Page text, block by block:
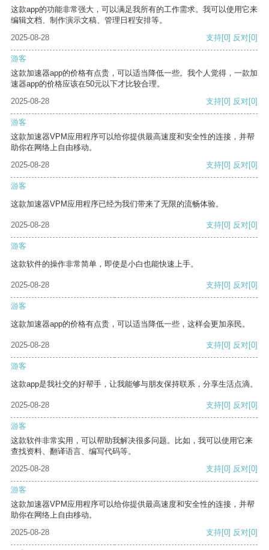
这款app的功能非常强大，可以满足我所有的工作需求。我可以使用它来
编辑文档、制作演示文稿、管理日程安排等。
2025-08-28
支持[0] 反对[0]
游客
这款加速器app的价格有点贵，可以适当降低一些。我个人觉得，一款加
速器app的价格应该在50元以下才比较合理。
2025-08-28
支持[0] 反对[0]
游客
这款加速器VPM应用程序可以给你提供最高速度和安全性的连接，并帮
助你在网络上自由移动。
2025-08-28
支持[0] 反对[0]
游客
这款加速器VPM应用程序已经为我们带来了无限的流畅体验。
2025-08-28 支持[0] 反对[0]
游客
这款软件的操作非常简单，即使是小白也能快速上手。
2025-08-28 支持[0] 反对[0]
游客
这款加速器app的价格有点贵，可以适当降低一些，这样会更加亲民。
2025-08-28 支持[0] 反对[0]
游客
这款app是我社交的好帮手，让我能够与朋友保持联系，分享生活点滴。
2025-08-28 支持[0] 反对[0]
游客
这款软件非常实用，可以帮助我解决很多问题。比如，我可以使用它来
查找资料、翻译语言、编写代码等。
2025-08-28
支持[0] 反对[0]
游客
这款加速器VPM应用程序可以给你提供最高速度和安全性的连接，并帮
助你在网络上自由移动。
2025-08-28
支持[0] 反对[0]